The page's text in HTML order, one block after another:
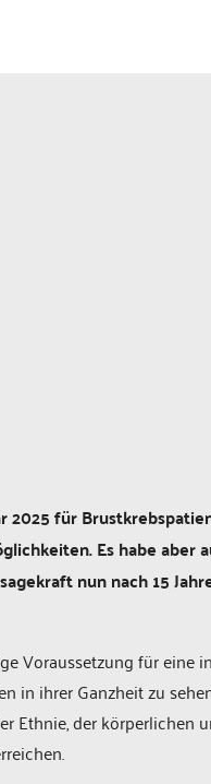
2025 für
Es habe aber
nun nach 15
Voraussetzung für eine
in ihrer Ganzheit zu
Ethnie, der körperlichen